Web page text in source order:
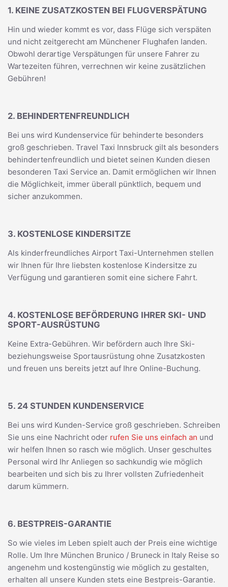
1. KEINE ZUSATZKOSTEN BEI FLUGVERSPÄTUNG
Hin und wieder kommt es vor, dass Flüge sich verspäten
und nicht zeitgerecht am Münchener Flughafen landen.
Obwohl derartige Verspätungen für unsere Fahrer zu
Wartezeiten führen, verrechnen wir keine zusätzlichen
Gebühren!
2. BEHINDERTENFREUNDLICH
Bei uns wird Kundenservice für behinderte besonders
groß geschrieben. Travel Taxi Innsbruck gilt als besonders
behindertenfreundlich und bietet seinen Kunden diesen
besonderen Taxi Service an. Damit ermöglichen wir Ihnen
die Möglichkeit, immer überall pünktlich, bequem und
sicher anzukommen.
3. KOSTENLOSE KINDERSITZE
Als kinderfreundliches Airport Taxi-Unternehmen stellen
wir Ihnen für Ihre liebsten kostenlose Kindersitze zu
Verfügung und garantieren somit eine sichere Fahrt.
4. KOSTENLOSE BEFÖRDERUNG IHRER SKI- UND
SPORT-AUSRÜSTUNG
Keine Extra-Gebühren. Wir befördern auch Ihre Ski-
beziehungsweise Sportausrüstung ohne Zusatzkosten
und freuen uns bereits jetzt auf Ihre Online-Buchung.
5. 24 STUNDEN KUNDENSERVICE
Bei uns wird Kunden-Service groß geschrieben. Schreiben
Sie uns eine Nachricht oder rufen Sie uns einfach an und
wir helfen Ihnen so rasch wie möglich. Unser geschultes
Personal wird Ihr Anliegen so sachkundig wie möglich
bearbeiten und sich bis zu Ihrer vollsten Zufriedenheit
darum kümmern.
6. BESTPREIS-GARANTIE
So wie vieles im Leben spielt auch der Preis eine wichtige
Rolle. Um Ihre München Brunico / Bruneck in Italy Reise so
angenehm und kostengünstig wie möglich zu gestalten,
erhalten all unsere Kunden stets eine Bestpreis-Garantie.